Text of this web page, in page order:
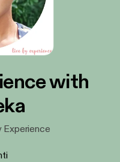
with
Experience